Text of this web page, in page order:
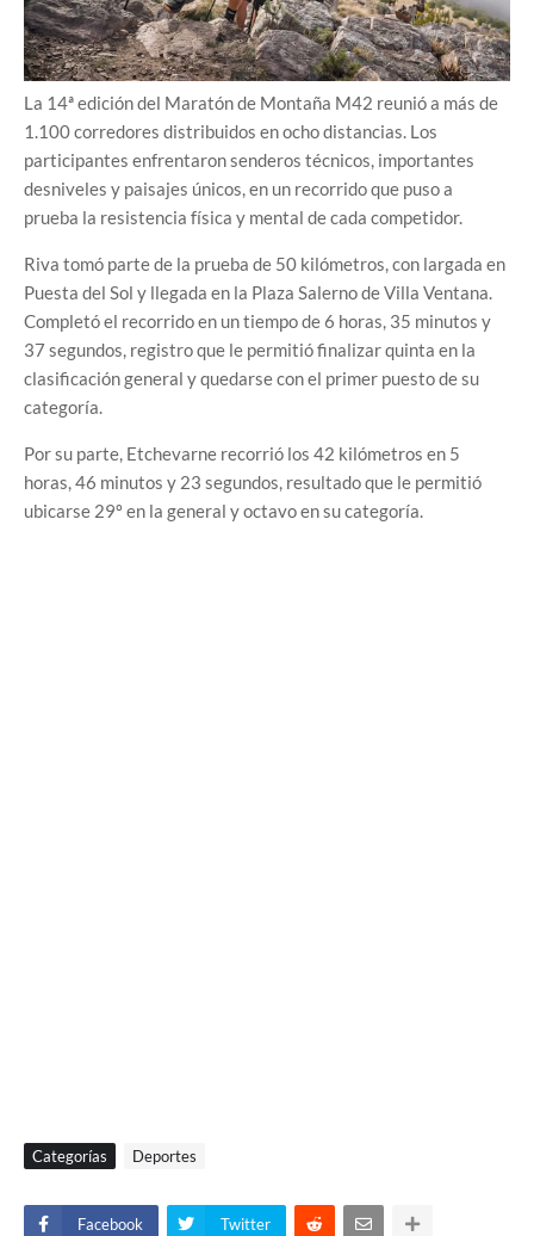
La 14ª edición del Maratón de Montaña M42 reunió a más de
1.100 corredores distribuidos en ocho distancias. Los
participantes enfrentaron senderos técnicos, importantes
desniveles y paisajes únicos, en un recorrido que puso a
prueba la resistencia física y mental de cada competidor.
Riva tomó parte de la prueba de 50 kilómetros, con largada en
Puesta del Sol y llegada en la Plaza Salerno de Villa Ventana.
Completó el recorrido en un tiempo de 6 horas, 35 minutos y
37 segundos, registro que le permitió finalizar quinta en la
clasificación general y quedarse con el primer puesto de su
categoría.
Por su parte, Etchevarne recorrió los 42 kilómetros en 5
horas, 46 minutos y 23 segundos, resultado que le permitió
ubicarse 29º en la general y octavo en su categoría.
Categorías Deportes
Facebook Twitter